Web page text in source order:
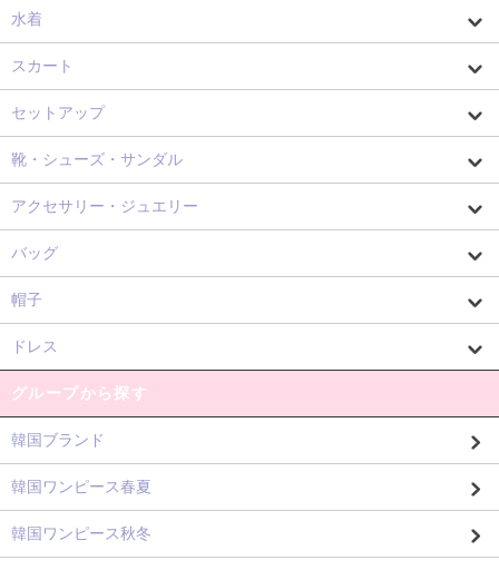
水着
スカート
セットアップ
靴・シューズ・サンダル
アクセサリー・ジュエリー
バッグ
帽子
ドレス
グループから探す
韓国ブランド
韓国ワンピース春夏
韓国ワンピース秋冬